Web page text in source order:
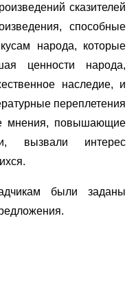
сказителей
способные
народа, которые
ценности народа,
наследие, и
переплетения
мнения, повышающие
вызвали интерес
были заданы